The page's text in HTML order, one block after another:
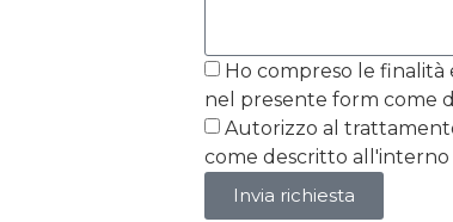
Ho compreso le
nel presente form come
Autorizzo al
come descritto
Invia richiesta